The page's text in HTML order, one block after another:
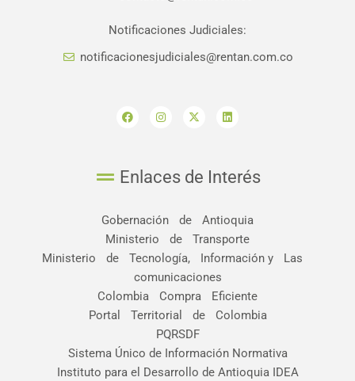
Notificaciones Judiciales:
notificacionesjudiciales@rentan.com.co
a
c
o
k
n
s
a
-
t
t
e
i
n
n
Enlaces de Interés
Gobernación de Antioquia
Ministerio de Transporte
Ministerio de Tecnología, Información y Las
comunicaciones
Colombia Compra Eficiente
Portal Territorial de Colombia
PQRSDF
Sistema Único de Información Normativa
Instituto para el Desarrollo de Antioquia IDEA